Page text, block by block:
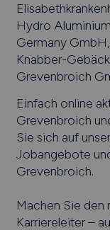
Hydro
Germany
Knabber-
Grevenbroich
Einfach online
Grevenbroich
Sie sich auf
Jobangebote
Grevenbroich.
Machen Sie den
Karriereleiter –